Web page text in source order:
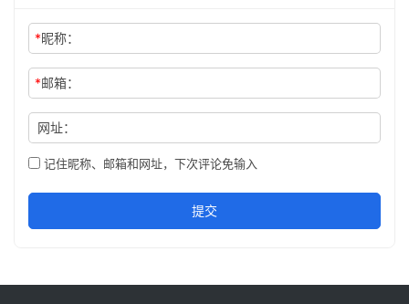
*昵称：
*邮箱：
网址：
记住昵称、邮箱和网址，下次评论免输入
提交